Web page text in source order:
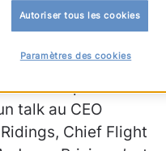
Jonas
avait fait le
Invité par Viva
talk au CEO
Chief Flight
Autoriser tous les cookies
Paramètres des cookies